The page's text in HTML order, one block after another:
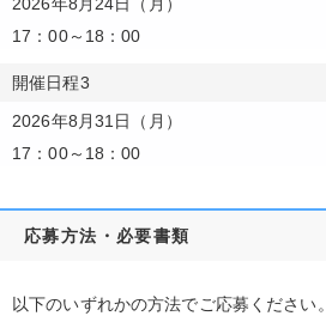
17：00～18：00
開催日程3
2026年8月31日（月）
17：00～18：00
応募方法・必要書類
以下のいずれかの方法でご応募ください。